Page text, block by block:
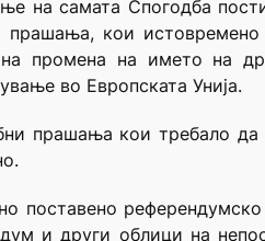
на самата Спогодба
кои истовремено
промена на името на
во Европската Унија.
прашања кои требало
поставено
и други облици на